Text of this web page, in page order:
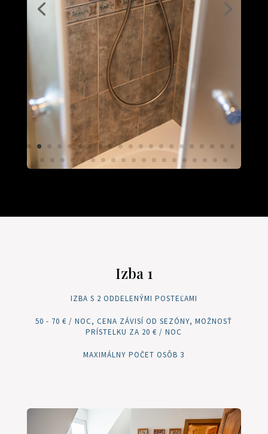
Izba 1
IZBA S 2 ODDELENÝMI POSTEĽAMI
50 - 70 € / NOC, CENA ZÁVISÍ OD SEZÓNY, MOŽNOSŤ
PRÍSTELKU ZA 20 € / NOC
MAXIMÁLNY POČET OSÔB 3